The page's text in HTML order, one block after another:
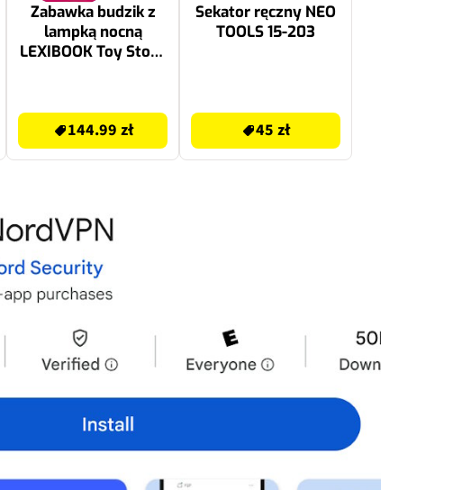
Zabawka budzik z
lampką nocną
LEXIBOOK Toy Story
144.99 zł
Sekator ręczny NEO
TOOLS 15-203
45 zł